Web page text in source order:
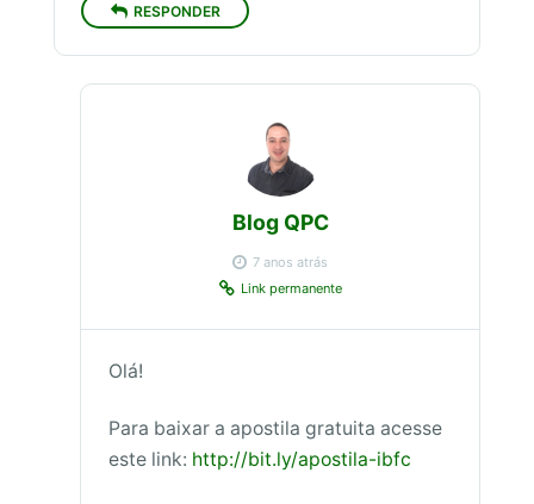
RESPONDER
Blog QPC
7 anos atrás
Link permanente
Olá!
Para baixar a apostila gratuita acesse
este link: http://bit.ly/apostila-ibfc